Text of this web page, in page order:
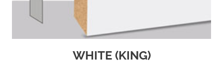
WHITE (KING)